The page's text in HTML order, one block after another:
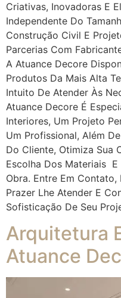
Criativas, Inovadoras E
Independente Do
Construção Civil E
Parcerias Com
A Atuance Decore
Produtos Da Mais Alta
Intuito De Atender Às
Atuance Decore É
Interiores, Um Projeto
Um Profissional, Além
Do Cliente, Otimiza Sua
Escolha Dos Materiais
Obra. Entre Em Contato,
Prazer Lhe Atender E
Sofisticação De Seu
Arquitetura
Atuance